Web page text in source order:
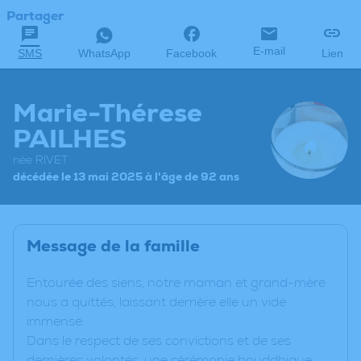
Partager
SMS WhatsApp Facebook E-mail Lien
Marie-Thérese
PAILHES
née RIVET
décédée le 13 mai 2025 à l'âge de 92 ans
Message de la famille
Entourée des siens, notre maman et grand-mère
nous a quittés, laissant derrière elle un vide
immense.
Dans le respect de ses convictions et de ses